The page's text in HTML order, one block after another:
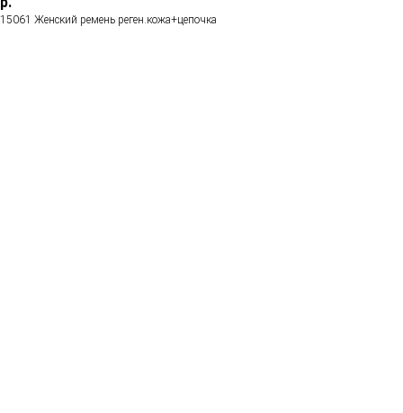
15061 Женский ремень реген.кожа+цепочка